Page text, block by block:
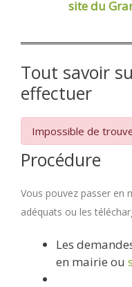
site du
Tout savoir
effectuer
Impossible de
Procédure
Vous pouvez passer en
adéquats ou les
Les
en mairie ou